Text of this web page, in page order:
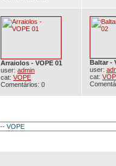
Arraiolos - VOPE 01
user: admin
cat: VOPE
Comentários: 0
Baltar -
user:
cat: